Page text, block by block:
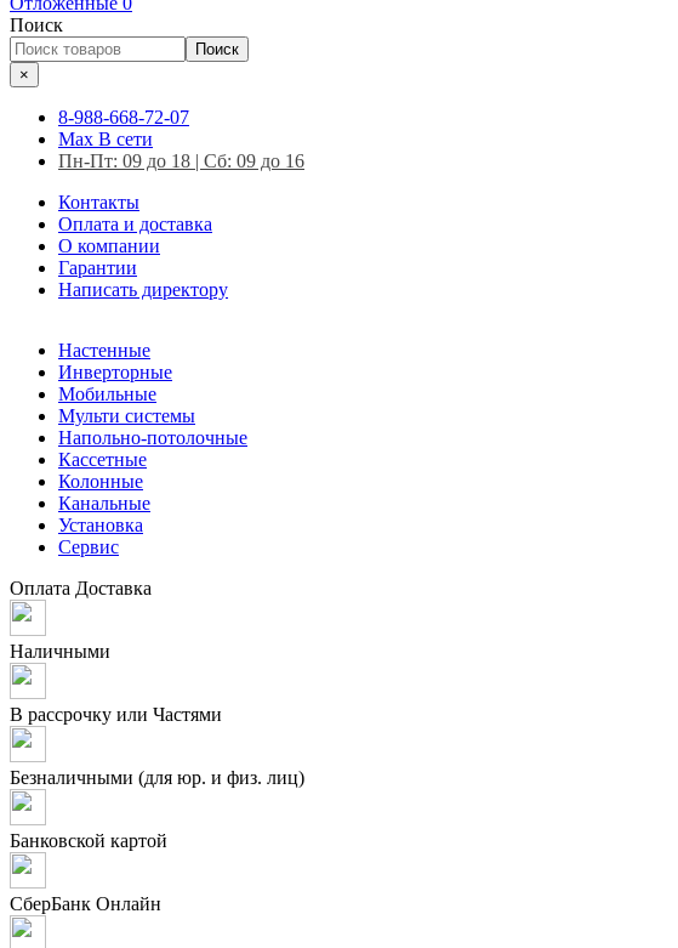
Поиск
Поиск
×
8-988-668-72-07
Max В сети
Пн-Пт: 09 до 18 | Сб: 09 до 16
Контакты
Оплата и доставка
О компании
Гарантии
Написать директору
Настенные
Инверторные
Мобильные
Мульти системы
Напольно-потолочные
Кассетные
Колонные
Канальные
Установка
Сервис
Оплата Доставка
Наличными
В рассрочку или Частями
Безналичными (для юр. и физ. лиц)
Банковской картой
СберБанк Онлайн